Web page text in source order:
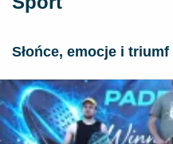
Słońce, emocje i